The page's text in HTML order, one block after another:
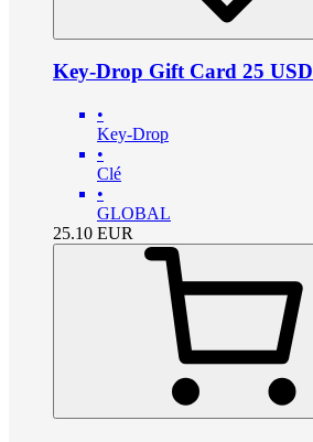
Key-Drop Gift Card 25 USD
•
Key-Drop
•
Clé
•
GLOBAL
25.10 EUR